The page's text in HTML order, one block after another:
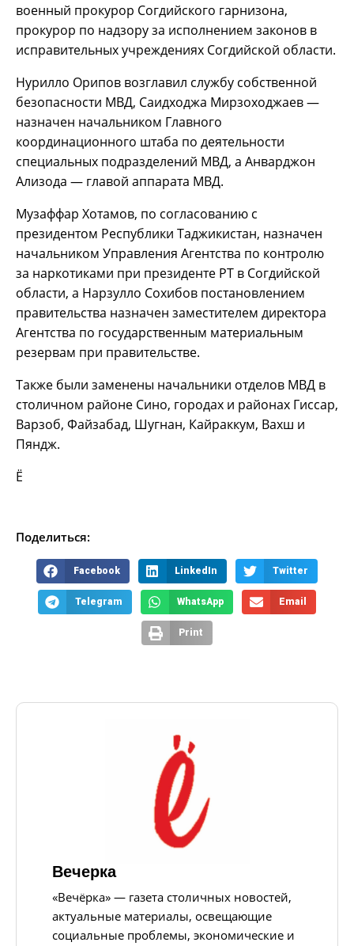
военный прокурор Согдийского гарнизона,
прокурор по надзору за исполнением законов в
исправительных учреждениях Согдийской области.
Нурилло Орипов возглавил службу собственной
безопасности МВД, Саидходжа Мирзоходжаев —
назначен начальником Главного
координационного штаба по деятельности
специальных подразделений МВД, а Анварджон
Ализода — главой аппарата МВД.
Музаффар Хотамов, по согласованию с
президентом Республики Таджикистан, назначен
начальником Управления Агентства по контролю
за наркотиками при президенте РТ в Согдийской
области, а Нарзулло Сохибов постановлением
правительства назначен заместителем директора
Агентства по государственным материальным
резервам при правительстве.
Также были заменены начальники отделов МВД в
столичном районе Сино, городах и районах Гиссар,
Варзоб, Файзабад, Шугнан, Кайраккум, Вахш и
Пяндж.
Ё
Поделиться:
Facebook LinkedIn Twitter
Telegram WhatsApp Email
Print
Вечерка
«Вечёрка» — газета столичных новостей,
актуальные материалы, освещающие
социальные проблемы, экономические и